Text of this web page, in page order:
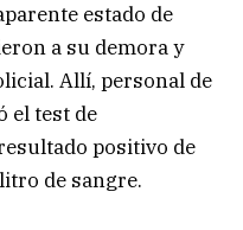
estado de
a su demora y
Allí, personal de
el test de
positivo de
de sangre.